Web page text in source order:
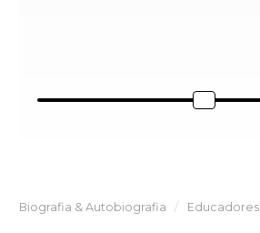
Biografia & Autobiografia Educadores